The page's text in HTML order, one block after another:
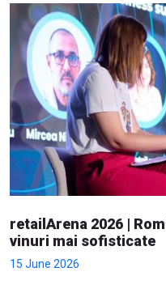
retailArena 2026 | Românii beau mai atent și aleg
vinuri mai sofisticate
15 June 2026